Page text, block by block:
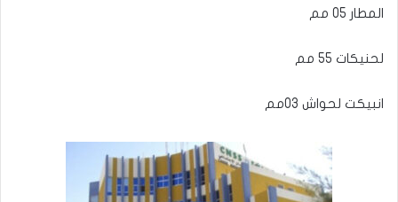
المطار 05 مم
لحنيكات 55 مم
انبيكت لحواش 03مم